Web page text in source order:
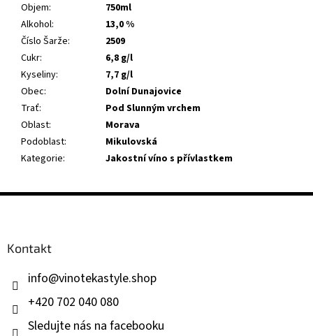
Objem:
750ml
Alkohol:
13,0 %
Číslo Šarže:
2509
Cukr:
6,8 g/l
Kyseliny:
7,7 g/l
Obec:
Dolní Dunajovice
Trať:
Pod Slunným vrchem
Oblast:
Morava
Podoblast:
Mikulovská
Kategorie: Jakostní víno s přívlastkem
Z
Kontakt
info@vinotekastyle.shop
+420 702 040 080
Sledujte nás na facebooku